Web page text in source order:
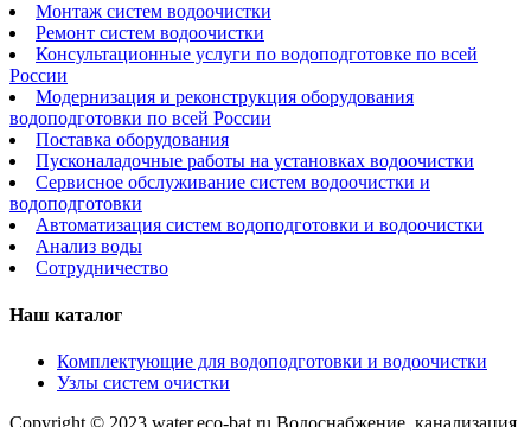
Монтаж систем водоочистки
Ремонт систем водоочистки
Консультационные услуги по водоподготовке по всей
России
Модернизация и реконструкция оборудования
водоподготовки по всей России
Поставка оборудования
Пусконаладочные работы на установках водоочистки
Сервисное обслуживание систем водоочистки и
водоподготовки
Автоматизация систем водоподготовки и водоочистки
Анализ воды
Сотрудничество
Наш каталог
Комплектующие для водоподготовки и водоочистки
Узлы систем очистки
Copyright © 2023 water.eco-bat.ru Водоснабжение, канализация,